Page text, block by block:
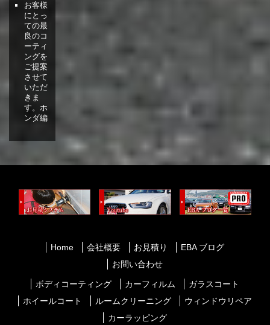
お客様
にとっ
ての最
良のコ
ーティ
ングを
ご提案
させて
いただ
きま
す。ホ
ンダ編
Home 会社概要 お見積り
EBA ブログ
お問い合わせ
ボディコーティング カーフィルム
ガラスコート
ホイールコート
ルームクリーニング
ウィンドウリペア
カーラッピング